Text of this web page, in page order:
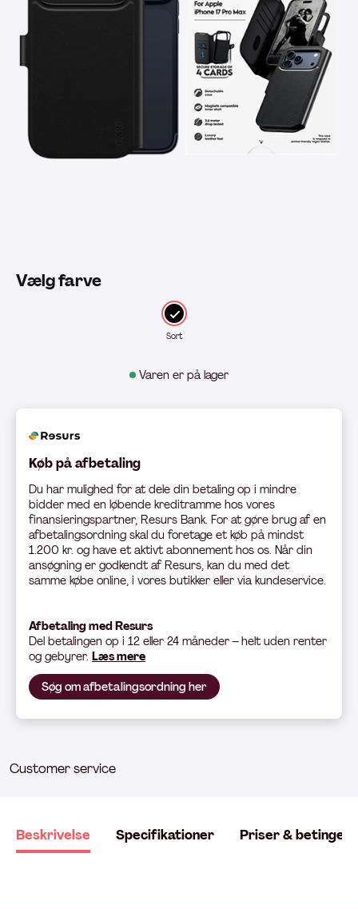
Varen er på lager
Vælg farve
Sort
Køb på afbetaling
Du har mulighed for at dele din betaling op i mindre
bidder med en løbende kreditramme hos vores
finansieringspartner, Resurs Bank. For at gøre brug af en
afbetalingsordning skal du foretage et køb på mindst
1.200 kr. og have et aktivt abonnement hos os. Når din
ansøgning er godkendt af Resurs, kan du med det
samme købe online, i vores butikker eller via kundeservice.
Afbetaling med Resurs
Del betalingen op i 12 eller 24 måneder – helt uden renter
og gebyrer. Læs mere
Søg om afbetalingsordning her
Customer service
Beskrivelse Specifikationer Priser &